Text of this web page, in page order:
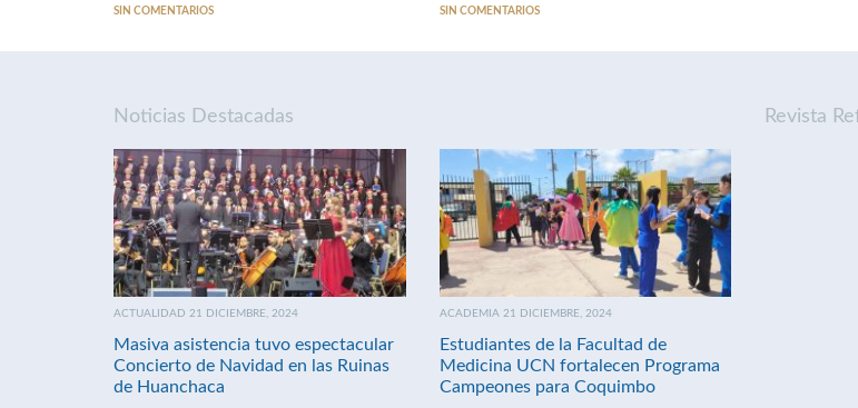
SIN COMENTARIOS SIN COMENTARIOS
Noticias Destacadas
ACTUALIDAD 21 DICIEMBRE, 2024
Masiva asistencia tuvo espectacular
Concierto de Navidad en las Ruinas
de Huanchaca
ACADEMIA 21 DICIEMBRE, 2024
Estudiantes de la Facultad de
Medicina UCN fortalecen Programa
Campeones para Coquimbo
Revista